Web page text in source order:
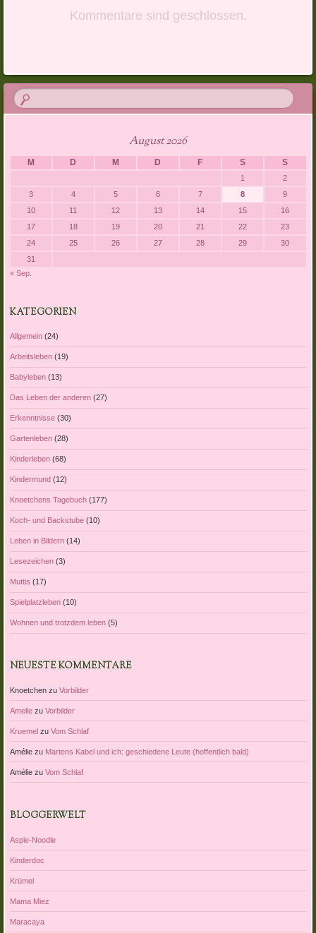
Kommentare sind geschlossen.
August 2026
M D M D F S S
1
2
3
4 5 6 7 8
9
10
11 12 13 14 15
16
17
18 19 20 21 22
23
24
25 26 27 28 29
30
31
« Sep.
KATEGORIEN
Allgemein(24)
Arbeitsleben(19)
Babyleben(13)
Das Leben der anderen(27)
Erkenntnisse(30)
Gartenleben(28)
Kinderleben(68)
Kindermund(12)
Knoetchens Tagebuch(177)
Koch- und Backstube(10)
Leben in Bildern(14)
Lesezeichen(3)
Muttis (17)
Spielplatzleben(10)
Wohnen und trotzdem leben(5)
NEUESTE KOMMENTARE
Knoetchenzu Vorbilder
Ameliezu Vorbilder
Kruemelzu Vom Schlaf
Améliezu Martens Kabel und ich: geschiedene Leute (hoffentlich bald)
Améliezu Vom Schlaf
BLOGGERWELT
Aspie-Noodle
Kinderdoc
Krümel
Mama Miez
Maracaya